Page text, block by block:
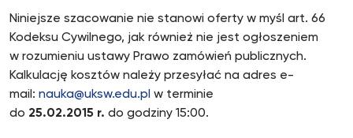
Niniejsze szacowanie nie stanowi oferty w myśl art. 66
Kodeksu Cywilnego, jak również nie jest ogłoszeniem
w rozumieniu ustawy Prawo zamówień publicznych.
Kalkulację kosztów należy przesyłać na adres e-
mail: nauka@uksw.edu.pl w terminie
do 25.02.2015 r. do godziny 15:00.